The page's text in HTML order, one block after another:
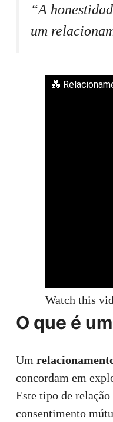
“A
um
💑
Watch this
O que é
Um
concordam em
Este tipo de relação
consentimento